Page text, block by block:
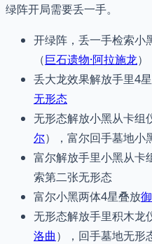
绿阵开局需要丢一手。
开绿阵，丢一手检索小
（巨石遗物·阿拉施龙）
丢大龙效果解放手里4
无形态
无形态解放小黑从卡组
尔），富尔回手墓地小
富尔解放手里小黑从卡
索第二张无形态
富尔小黑两体4星叠放
无形态解放手里积木龙
洛曲），回手墓地无形